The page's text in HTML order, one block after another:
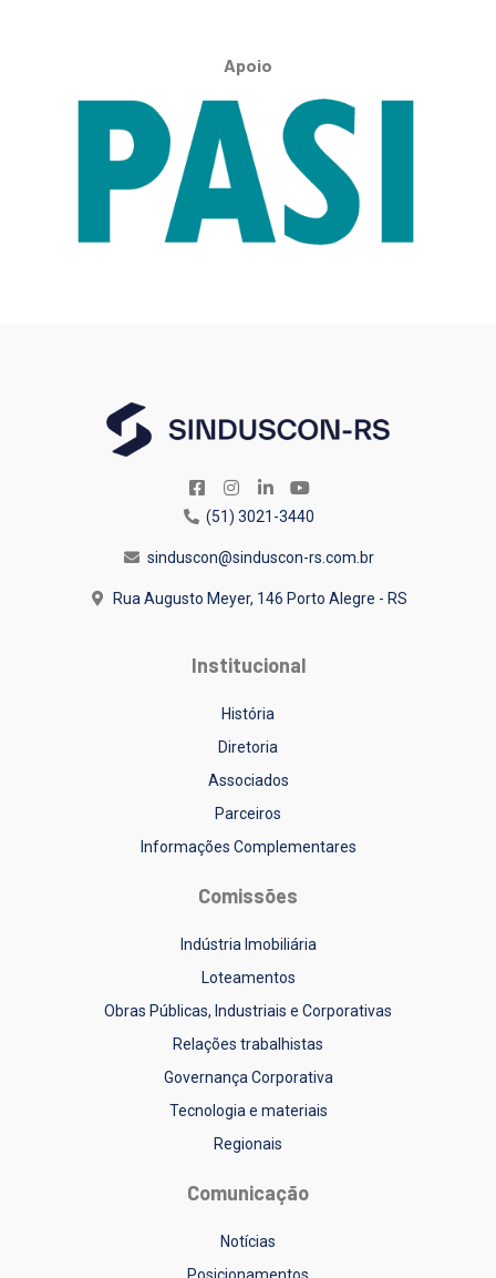
Apoio
(51) 3021-3440
sinduscon@sinduscon-rs.com.br
Rua Augusto Meyer, 146 Porto Alegre - RS
Institucional
História
Diretoria
Associados
Parceiros
Informações Complementares
Comissões
Indústria Imobiliária
Loteamentos
Obras Públicas, Industriais e Corporativas
Relações trabalhistas
Governança Corporativa
Tecnologia e materiais
Regionais
Comunicação
Notícias